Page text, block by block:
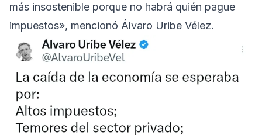
más insostenible porque no habrá quién pague
impuestos», mencionó Álvaro Uribe Vélez.